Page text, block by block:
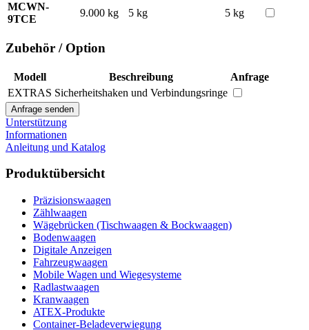
MCWN-
9TCE
9.000 kg 5 kg 5 kg
Zubehör / Option
Modell Beschreibung
Anfrage
EXTRAS Sicherheitshaken und Verbindungsringe
Unterstützung
Informationen
Anleitung und Katalog
Produktübersicht
Präzisionswaagen
Zählwaagen
Wägebrücken (Tischwaagen & Bockwaagen)
Bodenwaagen
Digitale Anzeigen
Fahrzeugwaagen
Mobile Wagen und Wiegesysteme
Radlastwaagen
Kranwaagen
ATEX-Produkte
Container-Beladeverwiegung